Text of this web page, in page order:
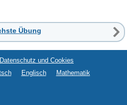
Übung
Datenschutz und Cookies
Englisch Mathematik